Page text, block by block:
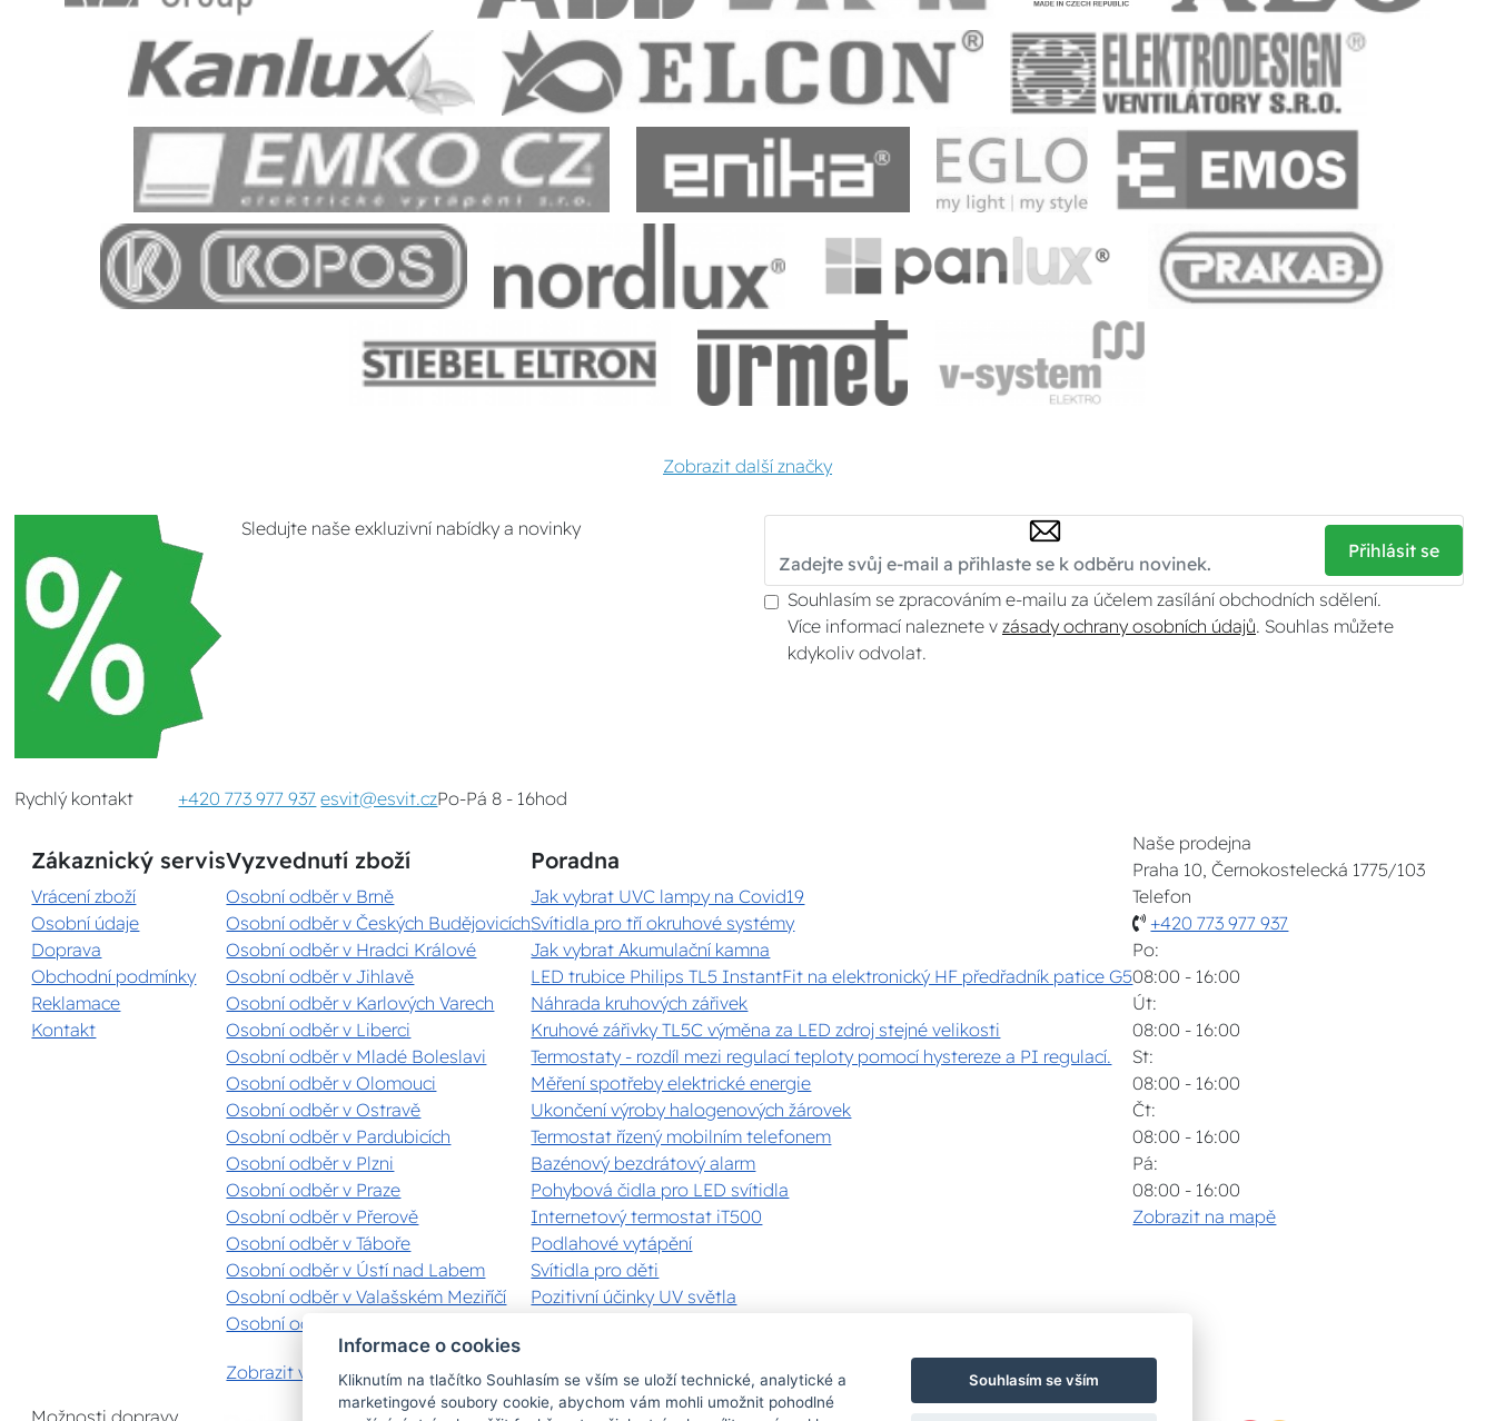
Zobrazit další značky
Sledujte naše exkluzivní nabídky a novinky
Přihlásit se
Souhlasím se zpracováním e-mailu za účelem zasílání obchodních sdělení.
Více informací naleznete v zásady ochrany osobních údajů. Souhlas můžete
kdykoliv odvolat.
Rychlý kontakt +420 773 977 937 esvit@esvit.czPo-Pá 8 - 16hod
Zákaznický servis
Vrácení zboží
Osobní údaje
Doprava
Obchodní podmínky
Reklamace
Kontakt
Vyzvednutí zboží
Osobní odběr v Brně
Osobní odběr v Českých Budějovicích
Osobní odběr v Hradci Králové
Osobní odběr v Jihlavě
Osobní odběr v Karlových Varech
Osobní odběr v Liberci
Osobní odběr v Mladé Boleslavi
Osobní odběr v Olomouci
Osobní odběr v Ostravě
Osobní odběr v Pardubicích
Osobní odběr v Plzni
Osobní odběr v Praze
Osobní odběr v Přerově
Osobní odběr v Táboře
Osobní odběr v Ústí nad Labem
Osobní odběr v Valašském Meziříčí
Osobní odběr v Zlíně
Zobrazit vše
Poradna
Jak vybrat UVC lampy na Covid19
Svítidla pro tří okruhové systémy
Jak vybrat Akumulační kamna
LED trubice Philips TL5 InstantFit na elektronický HF předřadník patice G5
Náhrada kruhových zářivek
Kruhové zářivky TL5C výměna za LED zdroj stejné velikosti
Termostaty - rozdíl mezi regulací teploty pomocí hystereze a PI regulací.
Měření spotřeby elektrické energie
Ukončení výroby halogenových žárovek
Termostat řízený mobilním telefonem
Bazénový bezdrátový alarm
Pohybová čidla pro LED svítidla
Internetový termostat iT500
Podlahové vytápění
Svítidla pro děti
Pozitivní účinky UV světla
Naše prodejna
Praha 10, Černokostelecká 1775/103
Telefon
+420 773 977 937
Po:
08:00 - 16:00
Út:
08:00 - 16:00
St:
08:00 - 16:00
Čt:
08:00 - 16:00
Pá:
08:00 - 16:00
Zobrazit na mapě
Možnosti dopravy Bezpečná a rychlá platba
Informace o cookies
Kliknutím na tlačítko Souhlasím se vším se uloží technické, analytické a
marketingové soubory cookie, abychom vám mohli umožnit pohodlné
Souhlasím se vším